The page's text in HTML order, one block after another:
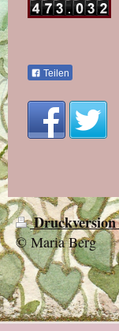
Teilen
Druckversion
© Maria Berg